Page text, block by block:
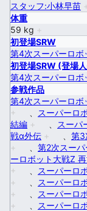
スタッフ:小林早苗 +
体重
59 kg +
初登場SRW
第4次スーパーロボ
初登場SRW (登場
第4次スーパーロボ
参戦作品
第4次スーパーロボ
+
スーパーロ
結編 + スーパ
戦α外伝 +
第3
+
第2次スー
ーロボット大戦Z
+
スーパーロ
+
スーパーロ
+
スーパーロ
+
スーパーロ